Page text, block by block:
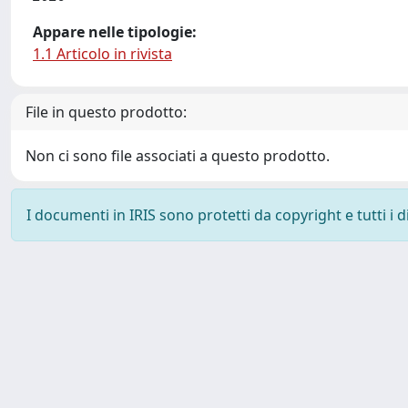
Appare nelle tipologie:
1.1 Articolo in rivista
File in questo prodotto:
Non ci sono file associati a questo prodotto.
I documenti in IRIS sono protetti da copyright e tutti i